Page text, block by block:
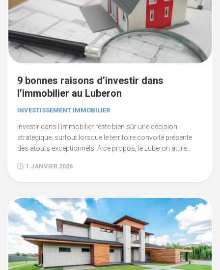
9 bonnes raisons d’investir dans
l’immobilier au Luberon
INVESTISSEMENT IMMOBILIER
Investir dans l’immobilier reste bien sûr une décision
stratégique, surtout lorsque le territoire convoité présente
des atouts exceptionnels. À ce propos, le Luberon attire...
1 JANVIER 2026